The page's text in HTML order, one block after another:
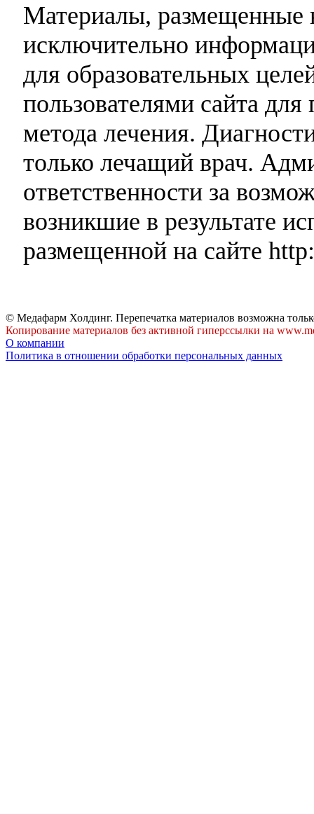
Материалы, размещенные
исключительно
для образовательных
пользователями сайта
метода лечения.
только лечащий врач.
ответственности за
возникшие в результате
размещенной на сайте
© Медафарм Холдинг. Перепечатка материалов возможна
Копирование материалов без активной гиперссылки на
О компании
Политика в отношении обработки персональных данных